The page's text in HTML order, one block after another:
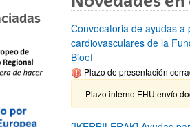
Convocatoria de ayudas
cardiovasculares de la
Bioef
Plazo de presentación
Plazo interno EHU envío